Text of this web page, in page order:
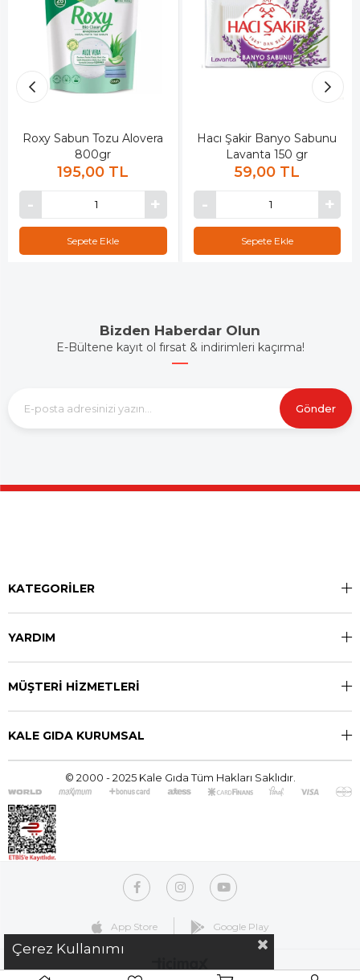
Roxy Sabun Tozu Alovera
800gr
195,00 TL
Sepete Ekle
Hacı Şakir Banyo Sabunu
Lavanta 150 gr
59,00 TL
Sepete Ekle
Bizden Haberdar Olun
E-Bültene kayıt ol fırsat & indirimleri kaçırma!
Gönder
KATEGORİLER
YARDIM
MÜŞTERİ HİZMETLERİ
KALE GIDA KURUMSAL
© 2000 - 2025 Kale Gıda Tüm Hakları Saklıdır.
App Store Google Play
Çerez Kullanımı